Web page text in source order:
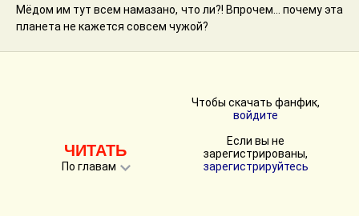
Мёдом им тут всем намазано, что ли?! Впрочем... почему эта
планета не кажется совсем чужой?
ЧИТАТЬ
По главам
Чтобы скачать фанфик,
войдите
Если вы не
зарегистрированы,
зарегистрируйтесь